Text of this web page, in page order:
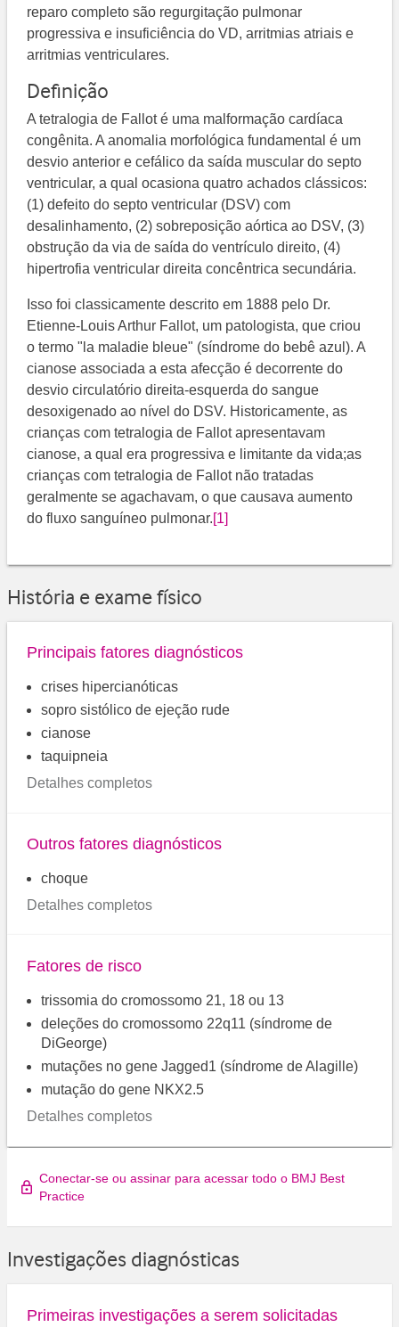
reparo completo são regurgitação pulmonar
progressiva e insuficiência do VD, arritmias atriais e
arritmias ventriculares.
Definição
A tetralogia de Fallot é uma malformação cardíaca
congênita. A anomalia morfológica fundamental é um
desvio anterior e cefálico da saída muscular do septo
ventricular, a qual ocasiona quatro achados clássicos:
(1) defeito do septo ventricular (DSV) com
desalinhamento, (2) sobreposição aórtica ao DSV, (3)
obstrução da via de saída do ventrículo direito, (4)
hipertrofia ventricular direita concêntrica secundária.
Isso foi classicamente descrito em 1888 pelo Dr.
Etienne-Louis Arthur Fallot, um patologista, que criou
o termo "la maladie bleue" (síndrome do bebê azul). A
cianose associada a esta afecção é decorrente do
desvio circulatório direita-esquerda do sangue
desoxigenado ao nível do DSV. Historicamente, as
crianças com tetralogia de Fallot apresentavam
cianose, a qual era progressiva e limitante da vida;as
crianças com tetralogia de Fallot não tratadas
geralmente se agachavam, o que causava aumento
do fluxo sanguíneo pulmonar.[1]
História e exame físico
Principais fatores diagnósticos
crises hipercianóticas
sopro sistólico de ejeção rude
cianose
taquipneia
Detalhes completos
Outros fatores diagnósticos
choque
Detalhes completos
Fatores de risco
trissomia do cromossomo 21, 18 ou 13
deleções do cromossomo 22q11 (síndrome de
DiGeorge)
mutações no gene Jagged1 (síndrome de Alagille)
mutação do gene NKX2.5
Detalhes completos
Conectar-se ou assinar para acessar todo o BMJ Best
Practice
Investigações diagnósticas
Primeiras investigações a serem solicitadas